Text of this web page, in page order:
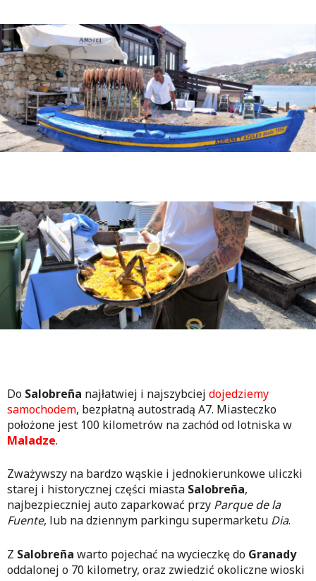
Do Salobreña najłatwiej i najszybciej dojedziemy
samochodem, bezpłatną autostradą A7. Miasteczko
położone jest 100 kilometrów na zachód od lotniska w
Maladze.
Zważywszy na bardzo wąskie i jednokierunkowe uliczki
starej i historycznej części miasta Salobreña,
najbezpieczniej auto zaparkować przy Parque de la
Fuente, lub na dziennym parkingu supermarketu Dia.
Z Salobreña warto pojechać na wycieczkę do Granady
oddalonej o 70 kilometry, oraz zwiedzić okoliczne wioski